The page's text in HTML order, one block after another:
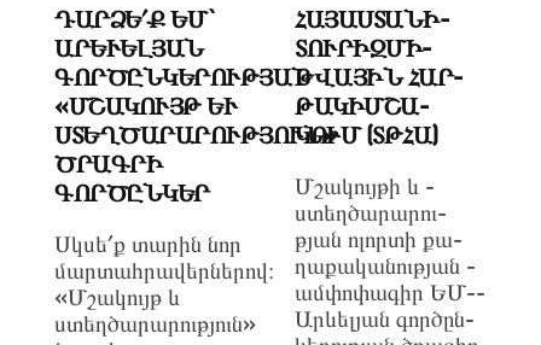
ԴԱՐՁԵ՛Ք ԵՄ`
ԱՐԵՒԵԼՅԱՆ Գ
ՈՐԾԸՆԿԵՐՈՒԹՅԱՆ «
ՄՇԱԿՈՒՅԹ ԵՒ ՍՏ
ԵՂԾԱՐԱՐՈՒԹՅՈՒՆ» ԾՐ
ԱԳՐԻ ԳՈ
ՐԾԸՆԿԵՐ
Սկսե՛ք տարին նոր
մարտահրավերներով։
«Մշակույթ և
ստեղծարարություն»
­ՀԱ­ՅԱՍ­ՏԱ­ՆԻ­
ՏՈՒ­ՐԻԶ­ՄԻ­
ԹՎԱՅԻՆ­ ՀԱՐ­
ԹԱ­ԿԻ­ՄՇԱ­
ԿՈՒՄ­ (ՏԹ­ՀԱ)
Մ­շա­կույ­թի­ և ­
ստեղ­ծա­րա­րու­
թյան­ ո­լոր­տի­ քա­
ղա­քա­կա­նու­թյան ­
ամ­փո­փա­գիր­ ԵՄ-­
Ար­ևե­լյան­ գոր­ծըն­